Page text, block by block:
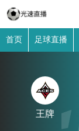
首页 足球直播
王牌